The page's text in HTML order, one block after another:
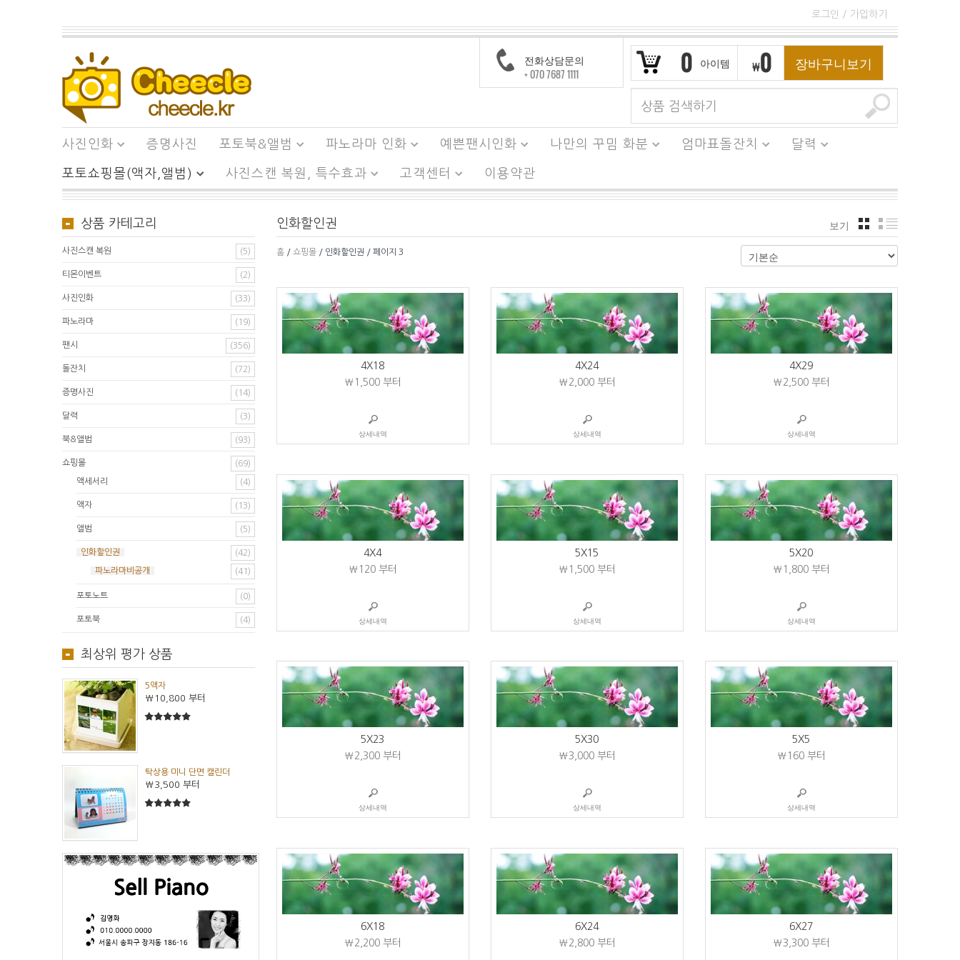
로그인 / 가입하기
0 아이템 ₩0 장바구니보기
전화상담문의
+ 070 7687 1111
사진인화 증명사진 포토북&앨범 파노라마 인화 예쁜팬시인화 나만의 꾸밈 화분 엄마표돌잔치 달력
포토쇼핑몰(액자,앨범) 사진스캔 복원, 특수효과 고객센터 이용약관
인화할인권 보기 격자
홈 / 쇼핑몰 / 인화할인권 / 페이지 3
4X18
₩1,500부터
상세내역
4X24
₩2,000부터
상세내역
4X29
₩2,500부터
상세내역
4X4
₩120부터
상세내역
5X15
₩1,500부터
상세내역
5X20
₩1,800부터
상세내역
5X23
₩2,300부터
상세내역
5X30
₩3,000부터
상세내역
5X5
₩160부터
상세내역
6X18
₩2,200부터
6X24
₩2,800부터
6X27
₩3,300부터
상품 카테고리
사진스캔 복원 (5)
티몬이벤트 (2)
사진인화 (33)
파노라마 (19)
팬시 (356)
돌잔치 (72)
증명사진 (14)
달력 (3)
북&앨범 (93)
쇼핑몰 (69)
액세서리 (4)
액자 (13)
앨범 (5)
인화할인권 (42)
파노라마비공개 (41)
포토노트 (0)
포토북 (4)
최상위 평가 상품
5액자
₩10,800 부터
탁상용 미니 단면 캘린더
₩3,500 부터